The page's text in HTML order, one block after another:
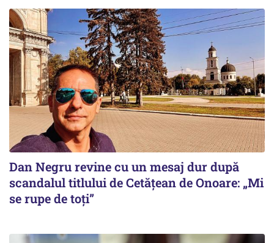
Dan Negru revine cu un mesaj dur după
scandalul titlului de Cetățean de Onoare: „Mi
se rupe de toți”